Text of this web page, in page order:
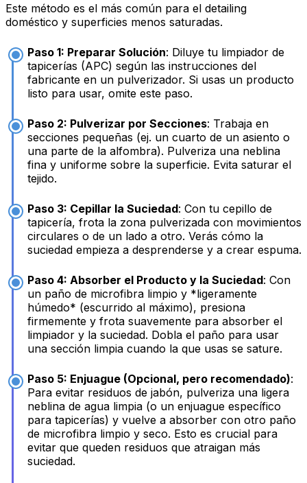
Este método es el más común para el detailing
doméstico y superficies menos saturadas.
Paso 1: Preparar Solución: Diluye tu limpiador de
tapicerías (APC) según las instrucciones del
fabricante en un pulverizador. Si usas un producto
listo para usar, omite este paso.
Paso 2: Pulverizar por Secciones: Trabaja en
secciones pequeñas (ej. un cuarto de un asiento o
una parte de la alfombra). Pulveriza una neblina
fina y uniforme sobre la superficie. Evita saturar el
tejido.
Paso 3: Cepillar la Suciedad: Con tu cepillo de
tapicería, frota la zona pulverizada con movimientos
circulares o de un lado a otro. Verás cómo la
suciedad empieza a desprenderse y a crear espuma.
Paso 4: Absorber el Producto y la Suciedad: Con
un paño de microfibra limpio y *ligeramente
húmedo* (escurrido al máximo), presiona
firmemente y frota suavemente para absorber el
limpiador y la suciedad. Dobla el paño para usar
una sección limpia cuando la que usas se sature.
Paso 5: Enjuague (Opcional, pero recomendado):
Para evitar residuos de jabón, pulveriza una ligera
neblina de agua limpia (o un enjuague específico
para tapicerías) y vuelve a absorber con otro paño
de microfibra limpio y seco. Esto es crucial para
evitar que queden residuos que atraigan más
suciedad.